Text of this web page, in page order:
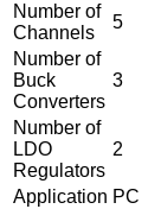
Number of
Channels
5
Number of
Buck
Converters
3
Number of
LDO
Regulators
2
Application PC